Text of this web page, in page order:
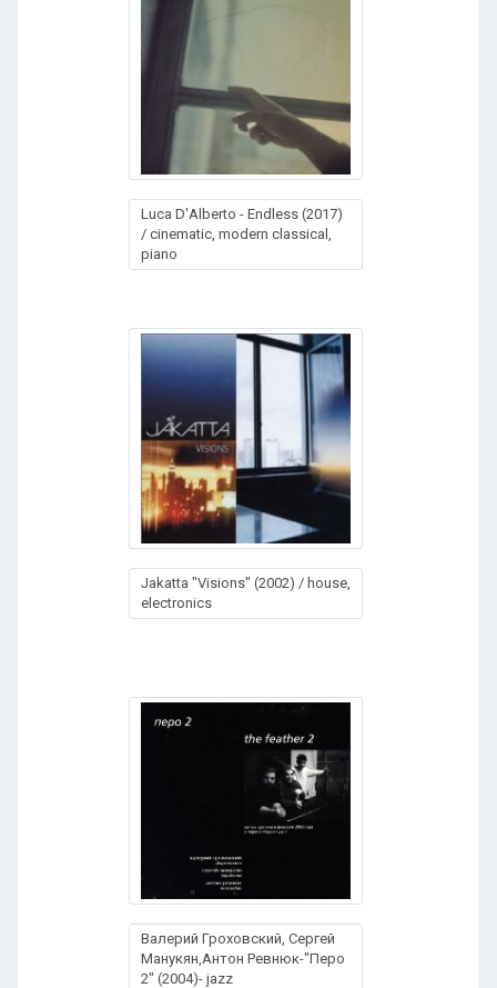
Luса D'Аlbеrtо - Еndlеss (2017)
/ cinematic, modern classical,
piano
Jakatta "Visions" (2002) / house,
electronics
Валерий Гроховский, Сергей
Манукян,Антон Ревнюк-"Перо
2" (2004)- jazz